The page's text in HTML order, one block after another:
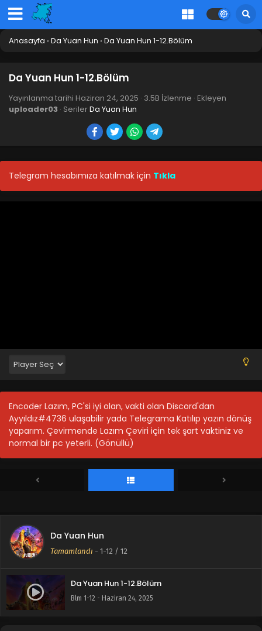
Anasayfa › Da Yuan Hun › Da Yuan Hun 1-12.Bölüm
Da Yuan Hun 1-12.Bölüm
Yayınlanma tarihi Haziran 24, 2025 · 3.5B İzlenme · Ekleyen
uploader03 · SerilerDa Yuan Hun
Telegram hesabımıza katılmak için Tıkla
Encoder Lazım, PC'si iyi olan, vakti olan Discord'dan
Ayyıldız#4736 ulaşabilir yada Telegrama Katılıp yazın dönüş
yaparım. Çevirmende Lazım Çeviri için tek şart vaktiniz ve
normal bir pc yeterli. (Gönüllü)
Da Yuan Hun
Tamamlandı - 1-12 / 12
Da Yuan Hun 1-12.Bölüm
Blm 1-12 - Haziran 24, 2025